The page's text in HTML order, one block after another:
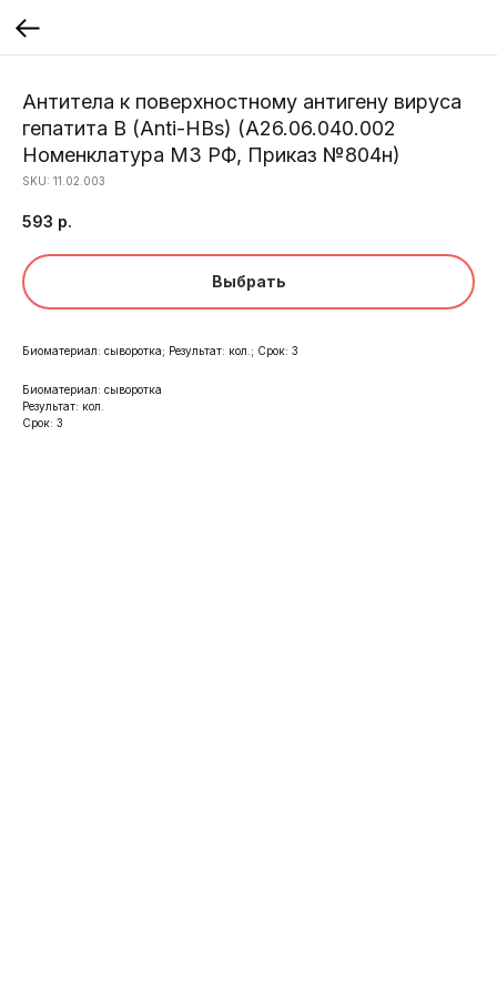
Антитела к поверхностному антигену вируса
гепатита В (Anti-HBs) (A26.06.040.002
Номенклатура МЗ РФ, Приказ №804н)
SKU: 11.02.003
593 р.
Выбрать
Биоматериал: сыворотка; Результат: кол.; Срок: 3
Биоматериал: сыворотка
Результат: кол.
Срок: 3